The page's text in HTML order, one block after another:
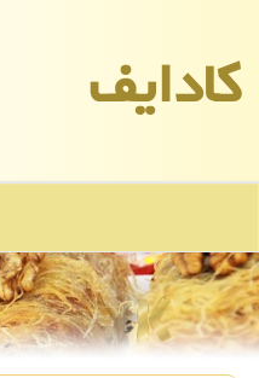
كادایف